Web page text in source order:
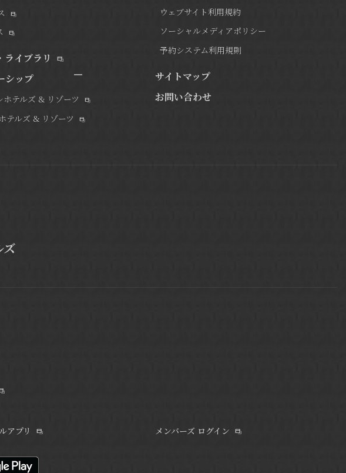
ライブラリ
シップ
ホテルズ & リゾーツ
テルズ & リゾーツ
ウェブサイト利用規約
ソーシャルメディアポリシー
予約システム利用規則
サイトマップ
お問い合わせ
ズ
アプリ メンバーズ ログイン